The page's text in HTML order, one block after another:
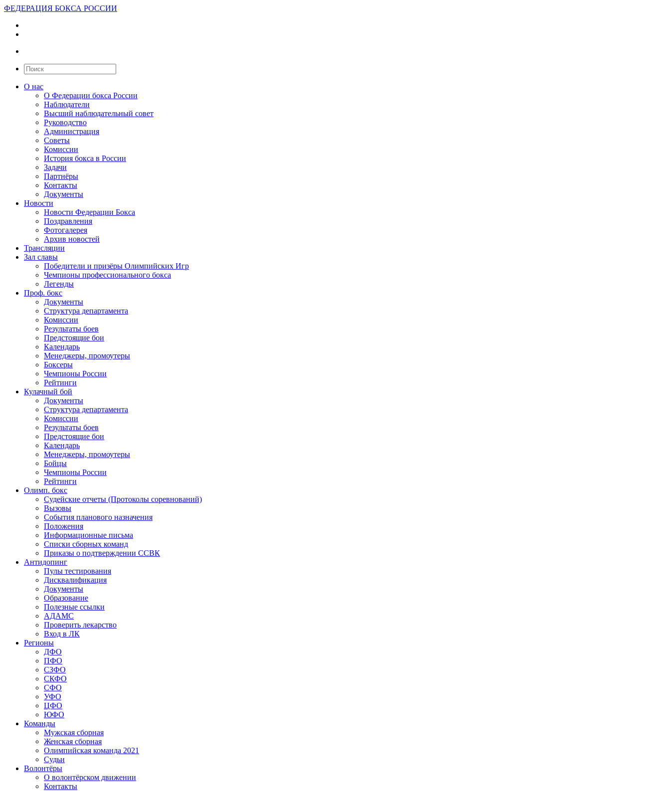
ФЕДЕРАЦИЯ БОКСА РОССИИ
О нас
О Федерации бокса России
Наблюдатели
Высший наблюдательный совет
Руководство
Администрация
Советы
Комиссии
История бокса в России
Задачи
Партнёры
Контакты
Документы
Новости
Новости Федерации Бокса
Поздравления
Фотогалерея
Архив новостей
Трансляции
Зал славы
Победители и призёры Олимпийских Игр
Чемпионы профессионального бокса
Легенды
Проф. бокс
Документы
Структура департамента
Комиссии
Результаты боев
Предстоящие бои
Календарь
Менеджеры, промоутеры
Боксеры
Чемпионы России
Рейтинги
Кулачный бой
Документы
Структура департамента
Комиссии
Результаты боев
Предстоящие бои
Календарь
Менеджеры, промоутеры
Бойцы
Чемпионы России
Рейтинги
Олимп. бокс
Судейские отчеты (Протоколы соревнований)
Вызовы
События планового назначения
Положения
Информационные письма
Списки сборных команд
Приказы о подтверждении ССВК
Антидопинг
Пулы тестирования
Дисквалификация
Документы
Образование
Полезные ссылки
АДАМС
Проверить лекарство
Вход в ЛК
Регионы
ДФО
ПФО
СЗФО
СКФО
СФО
УФО
ЦФО
ЮФО
Команды
Мужская сборная
Женская сборная
Олимпийская команда 2021
Судьи
Волонтёры
О волонтёрском движении
Контакты